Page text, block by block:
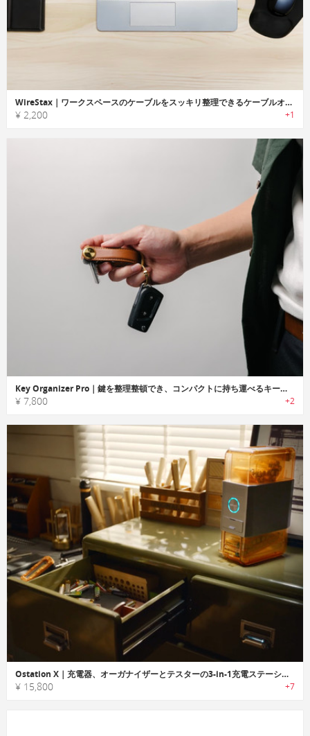
WireStax｜ワークスペースのケーブルをスッキリ整理できるケーブルオーガナイザー
¥ 2,200 +1
Key Organizer Pro｜鍵を整理整頓でき、コンパクトに持ち運べるキーオーガナイザー
¥ 7,800 +2
Ostation X｜充電器、オーガナイザーとテスターの3-in-1充電ステーション
¥ 15,800 +7